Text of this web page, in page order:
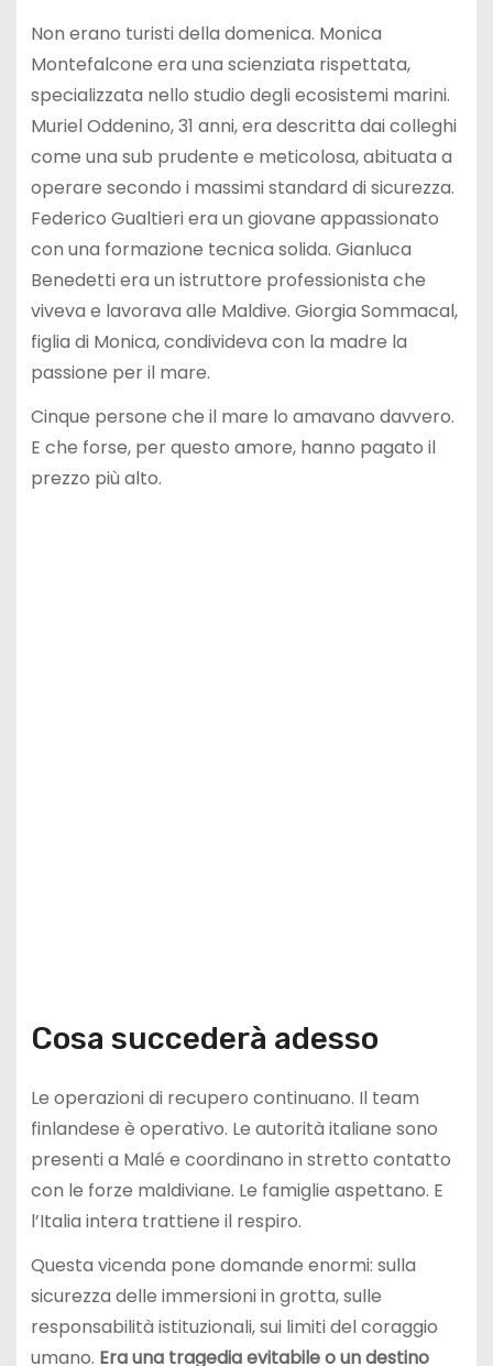
Non erano turisti della domenica. Monica
Montefalcone era una scienziata rispettata,
specializzata nello studio degli ecosistemi marini.
Muriel Oddenino, 31 anni, era descritta dai colleghi
come una sub prudente e meticolosa, abituata a
operare secondo i massimi standard di sicurezza.
Federico Gualtieri era un giovane appassionato
con una formazione tecnica solida. Gianluca
Benedetti era un istruttore professionista che
viveva e lavorava alle Maldive. Giorgia Sommacal,
figlia di Monica, condivideva con la madre la
passione per il mare.
Cinque persone che il mare lo amavano davvero.
E che forse, per questo amore, hanno pagato il
prezzo più alto.
Cosa succederà adesso
Le operazioni di recupero continuano. Il team
finlandese è operativo. Le autorità italiane sono
presenti a Malé e coordinano in stretto contatto
con le forze maldiviane. Le famiglie aspettano. E
l’Italia intera trattiene il respiro.
Questa vicenda pone domande enormi: sulla
sicurezza delle immersioni in grotta, sulle
responsabilità istituzionali, sui limiti del coraggio
umano. Era una tragedia evitabile o un destino